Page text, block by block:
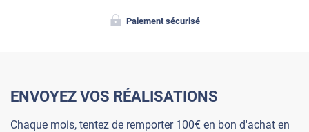
Paiement sécurisé
ENVOYEZ VOS RÉALISATIONS
Chaque mois, tentez de remporter 100€ en bon d'achat en